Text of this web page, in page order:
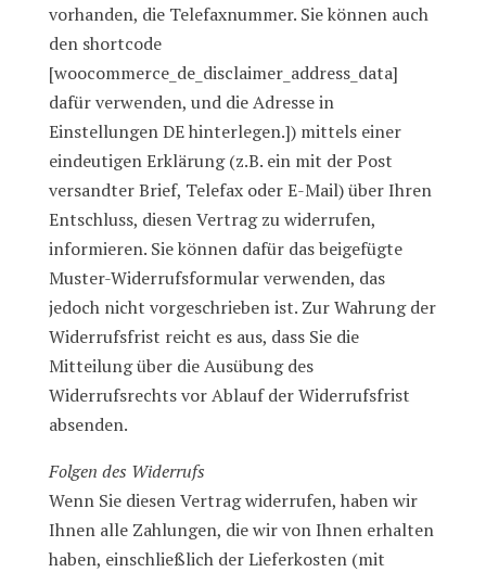
vorhanden, die Telefaxnummer. Sie können auch
den shortcode
[woocommerce_de_disclaimer_address_data]
dafür verwenden, und die Adresse in
Einstellungen DE hinterlegen.]) mittels einer
eindeutigen Erklärung (z.B. ein mit der Post
versandter Brief, Telefax oder E-Mail) über Ihren
Entschluss, diesen Vertrag zu widerrufen,
informieren. Sie können dafür das beigefügte
Muster-Widerrufsformular verwenden, das
jedoch nicht vorgeschrieben ist. Zur Wahrung der
Widerrufsfrist reicht es aus, dass Sie die
Mitteilung über die Ausübung des
Widerrufsrechts vor Ablauf der Widerrufsfrist
absenden.
Folgen des Widerrufs
Wenn Sie diesen Vertrag widerrufen, haben wir
Ihnen alle Zahlungen, die wir von Ihnen erhalten
haben, einschließlich der Lieferkosten (mit